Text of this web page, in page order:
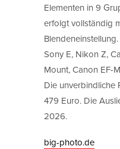
Elementen in 9
erfolgt vollständig
Sony E, Nikon Z,
Mount, Canon EF-
Die unverbindliche
479 Euro. Die
2026.
big-photo.de